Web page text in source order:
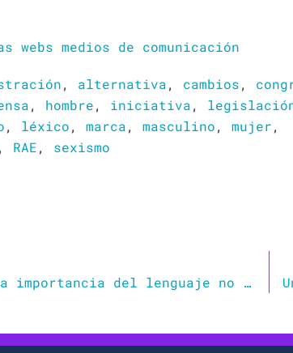
webs medios de comunicación
, alternativa, cambios,
, hombre, iniciativa,
, léxico, marca, masculino, mujer,
, RAE, sexismo
¿Árbitra o árbitro? La importancia del lenguaje no sexista en el deporte